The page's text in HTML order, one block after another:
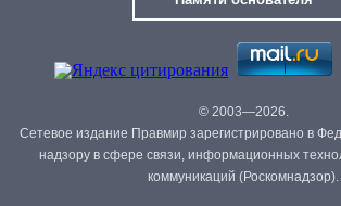
© 2003—2026.
Сетевое издание Правмир зарегистрировано в
надзору в сфере связи, информационных
коммуникаций (Роскомнадзор).